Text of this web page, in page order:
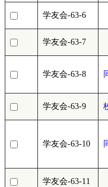
十周年
責任
田中延
同学
誌 同
名録(3)
物品貸
講演会
学友会-63-6
学友会-63-7
学友会-63-8
学友会-63-9
学友会-63-10
学友会-63-11